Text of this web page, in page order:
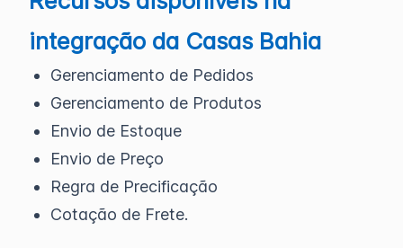
integração da Casas Bahia
Gerenciamento de Pedidos
Gerenciamento de Produtos
Envio de Estoque
Envio de Preço
Regra de Precificação
Cotação de Frete.